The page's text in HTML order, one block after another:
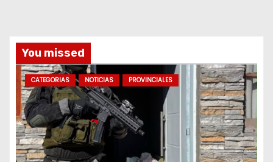
You missed
CATEGORIAS NOTICIAS PROVINCIALES